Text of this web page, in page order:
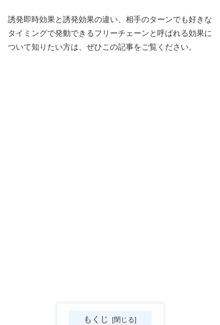
誘発即時効果と誘発効果の違い、相手のターンでも好きな
タイミングで発動できるフリーチェーンと呼ばれる効果に
ついて知りたい方は、ぜひこの記事をご覧ください。
もくじ